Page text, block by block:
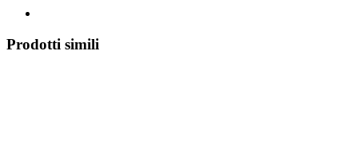
Prodotti simili